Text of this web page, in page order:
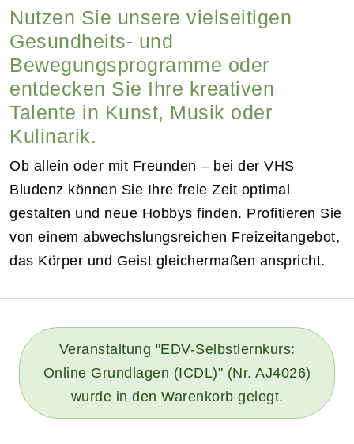
Nutzen Sie unsere vielseitigen
Gesundheits- und
Bewegungsprogramme oder
entdecken Sie Ihre kreativen
Talente in Kunst, Musik oder
Kulinarik.
Ob allein oder mit Freunden – bei der VHS
Bludenz können Sie Ihre freie Zeit optimal
gestalten und neue Hobbys finden. Profitieren Sie
von einem abwechslungsreichen Freizeitangebot,
das Körper und Geist gleichermaßen anspricht.
Veranstaltung "EDV-Selbstlernkurs:
Online Grundlagen (ICDL)" (Nr. AJ4026)
wurde in den Warenkorb gelegt.